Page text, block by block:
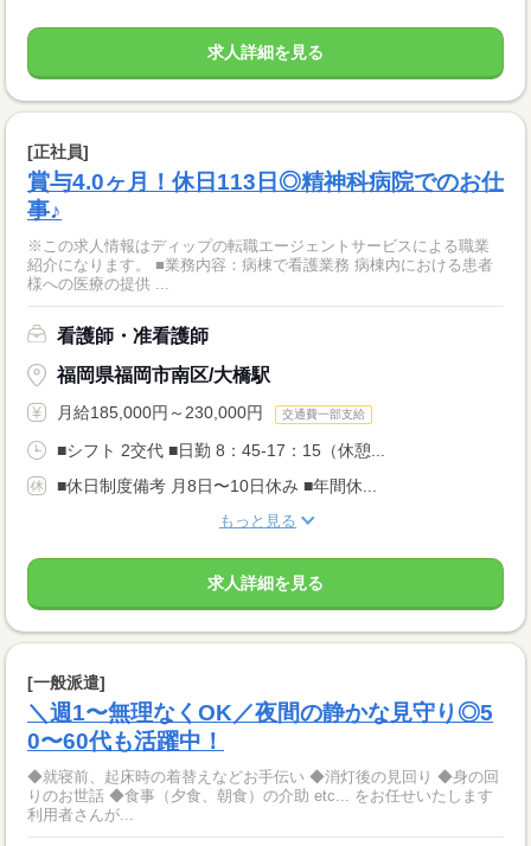
求人詳細を見る
[正社員]
賞与4.0ヶ月！休日113日◎精神科病院でのお仕
事♪
※この求人情報はディップの転職エージェントサービスによる職業
紹介になります。 ■業務内容：病棟で看護業務 病棟内における患者
様への医療の提供 ...
看護師・准看護師
福岡県福岡市南区/大橋駅
月給185,000円～230,000円 交通費一部支給
■シフト 2交代 ■日勤 8：45-17：15（休憩...
■休日制度備考 月8日〜10日休み ■年間休...
もっと見る
求人詳細を見る
[一般派遣]
＼週1〜無理なくOK／夜間の静かな見守り◎5
0〜60代も活躍中！
◆就寝前、起床時の着替えなどお手伝い ◆消灯後の見回り ◆身の回
りのお世話 ◆食事（夕食、朝食）の介助 etc... をお任せいたします
利用者さんが...